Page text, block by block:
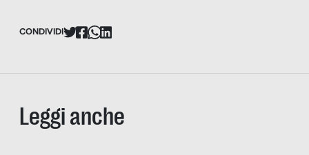
CONDIVIDI
Leggi anche